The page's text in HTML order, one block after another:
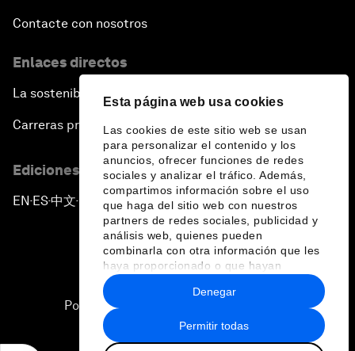
Esta página web usa cookies
Las cookies de este sitio web se usan
para personalizar el contenido y los
anuncios, ofrecer funciones de redes
sociales y analizar el tráfico. Además,
compartimos información sobre el uso
que haga del sitio web con nuestros
partners de redes sociales, publicidad y
análisis web, quienes pueden
combinarla con otra información que les
haya proporcionado o que hayan
recopilado a partir del uso que haya
hecho de sus servicios.
Permitir todas
Denegar
Contacte con nosotros
Enlaces directos
La sostenibilidad en el Foro
Carreras profesionales
Ediciones en otros idiomas
EN ▪ES▪中文▪ 日本語
Política de privacidad y normas de uso
Sitemap